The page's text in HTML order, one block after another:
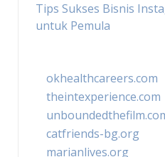
Tips Sukses Bisnis
untuk Pemula
okhealthcareers.com
theintexperience.com
catfriends-bg.org
marianlives.org